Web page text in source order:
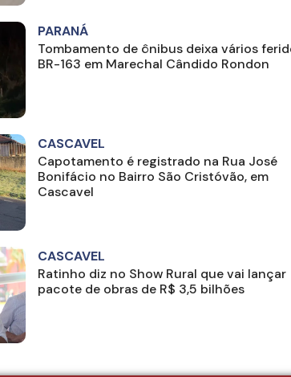
PARANÁ
Tombamento de ônibus deixa vários
BR-163 em Marechal Cândido Rondon
CASCAVEL
Capotamento é registrado na Rua José
Bonifácio no Bairro São Cristóvão, em
Cascavel
CASCAVEL
Ratinho diz no Show Rural que vai lançar
pacote de obras de R$ 3,5 bilhões